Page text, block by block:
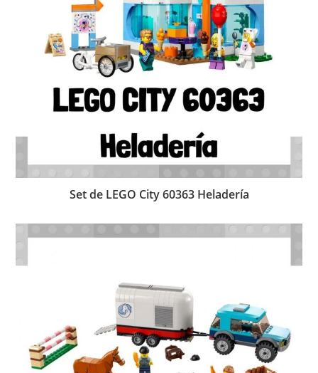
Set de LEGO City 60363 Heladería